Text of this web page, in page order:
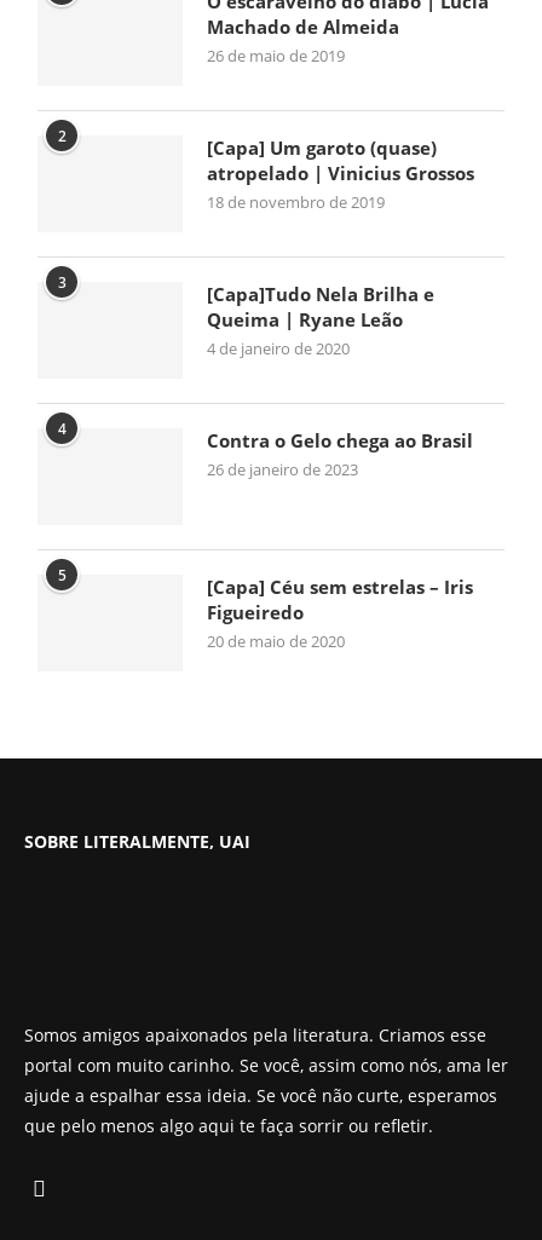
Machado de Almeida
26 de maio de 2019
2
[Capa] Um garoto (quase)
atropelado | Vinicius Grossos
18 de novembro de 2019
3
[Capa]Tudo Nela Brilha e
Queima | Ryane Leão
4 de janeiro de 2020
4 Contra o Gelo chega ao Brasil
26 de janeiro de 2023
5
[Capa] Céu sem estrelas – Iris
Figueiredo
20 de maio de 2020
SOBRE LITERALMENTE, UAI
Somos amigos apaixonados pela literatura. Criamos esse
portal com muito carinho. Se você, assim como nós, ama ler
ajude a espalhar essa ideia. Se você não curte, esperamos
que pelo menos algo aqui te faça sorrir ou refletir.